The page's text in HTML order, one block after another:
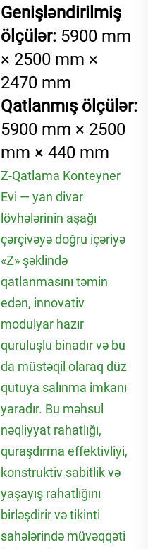
Genişləndirilmiş
ölçülər: 5900 mm
× 2500 mm ×
2470 mm
Qatlanmış ölçülər:
5900 mm × 2500
mm × 440 mm
Z-Qatlama Konteyner
Evi — yan divar
lövhələrinin aşağı
çərçivəyə doğru içəriyə
«Z» şəklində
qatlanmasını təmin
edən, innovativ
modulyar hazır
quruluşlu binadır və bu
da müstəqil olaraq düz
qutuya salınma imkanı
yaradır. Bu məhsul
nəqliyyat rahatlığı,
quraşdırma effektivliyi,
konstruktiv sabitlik və
yaşayış rahatlığını
birləşdirir və tikinti
sahələrində müvəqqəti